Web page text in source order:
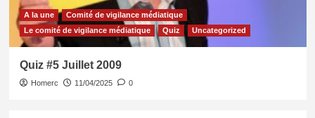
A la une
Comité de vigilance médiatique
Le comité de vigilance médiatique
Quiz Uncategorized
Quiz #5 Juillet 2009
Homerc 11/04/2025 0